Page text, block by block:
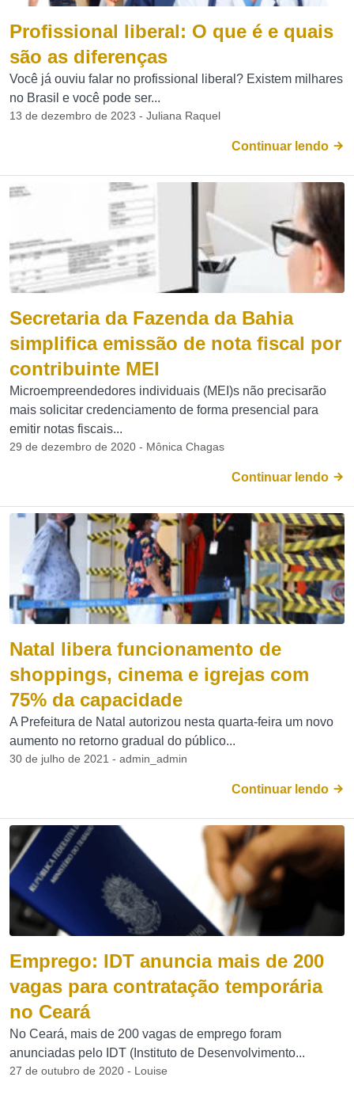
Profissional liberal: O que é e quais
são as diferenças
Você já ouviu falar no profissional liberal? Existem milhares
no Brasil e você pode ser...
13 de dezembro de 2023 - Juliana Raquel
Continuar lendo
Secretaria da Fazenda da Bahia
simplifica emissão de nota fiscal por
contribuinte MEI
Microempreendedores individuais (MEI)s não precisarão
mais solicitar credenciamento de forma presencial para
emitir notas fiscais...
29 de dezembro de 2020 - Mônica Chagas
Continuar lendo
Natal libera funcionamento de
shoppings, cinema e igrejas com
75% da capacidade
A Prefeitura de Natal autorizou nesta quarta-feira um novo
aumento no retorno gradual do público...
30 de julho de 2021 - admin_admin
Continuar lendo
Emprego: IDT anuncia mais de 200
vagas para contratação temporária
no Ceará
No Ceará, mais de 200 vagas de emprego foram
anunciadas pelo IDT (Instituto de Desenvolvimento...
27 de outubro de 2020 - Louise